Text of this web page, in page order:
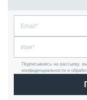
Подписываясь на рассылку,
конфиденциальности и